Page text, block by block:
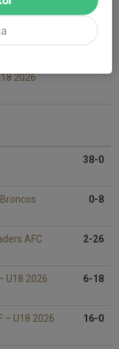
AFF
2026
38-0
0-8
AFC 2-26
U18 2026 6-18
– U18 2026 16-0